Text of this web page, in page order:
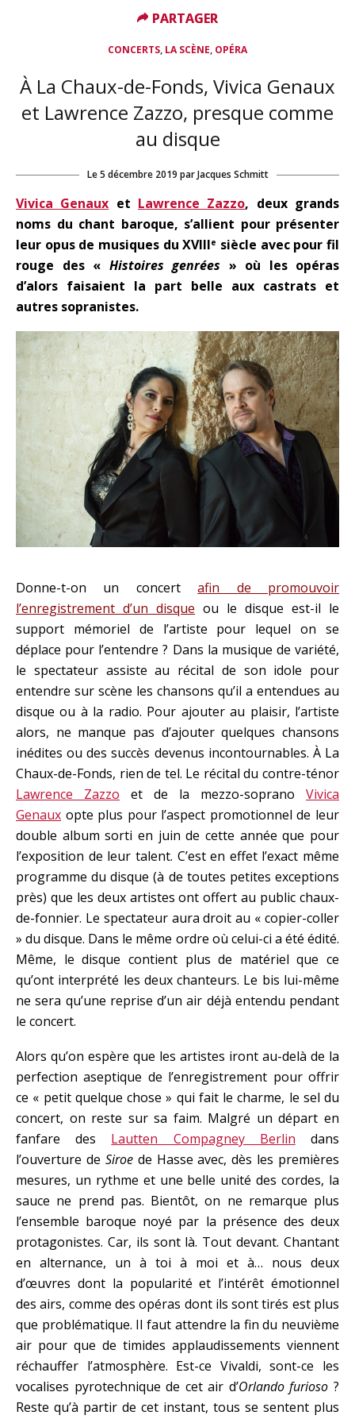
CONCERTS, LA SCÈNE, OPÉRA
À La Chaux-de-Fonds, Vivica Genaux
et Lawrence Zazzo, presque comme
au disque
Le5 décembre 2019 par Jacques Schmitt
Vivica Genaux et Lawrence Zazzo, deux grands
noms du chant baroque, s’allient pour présenter
leur opus de musiques du XVIIIe siècle avec pour fil
rouge des « Histoires genrées » où les opéras
d’alors faisaient la part belle aux castrats et
autres sopranistes.
Donne-t-on un concertafin de promouvoir
l’enregistrement d’un disque ou le disque est-il le
support mémoriel de l’artiste pour lequel on se
déplace pour l’entendre ? Dans la musique de variété,
le spectateur assiste au récital de son idole pour
entendre sur scène les chansons qu’il a entendues au
disque ou à la radio. Pour ajouter au plaisir, l’artiste
alors, ne manque pas d’ajouter quelques chansons
inédites ou des succès devenus incontournables. À La
Chaux-de-Fonds, rien de tel. Le récital du contre-ténor
Lawrence Zazzo et de la mezzo-soprano Vivica
Genaux opte plus pour l’aspect promotionnel de leur
double album sorti en juin de cette année que pour
l’exposition de leur talent. C’est en effet l’exact même
programme du disque (à de toutes petites exceptions
près) que les deux artistes ont offert au public chaux-
de-fonnier. Le spectateur aura droit au « copier-coller
» du disque. Dans le même ordre où celui-ci a été édité.
Même, le disque contient plus de matériel que ce
qu’ont interprété les deux chanteurs. Le bis lui-même
ne sera qu’une reprise d’un air déjà entendu pendant
le concert.
Alors qu’on espère que les artistes iront au-delà de la
perfection aseptique de l’enregistrement pour offrir
ce « petit quelque chose » qui fait le charme, le sel du
concert, on reste sur sa faim. Malgré un départ en
fanfare des Lautten Compagney Berlin dans
l’ouverture de Siroede Hasse avec, dès les premières
mesures, un rythme et une belle unité des cordes, la
sauce ne prend pas. Bientôt, on ne remarque plus
l’ensemble baroque noyé par la présence des deux
protagonistes. Car, ils sont là. Tout devant. Chantant
en alternance, un à toi à moi et à… nous deux
d’œuvres dont la popularité et l’intérêt émotionnel
des airs, comme des opéras dont ils sont tirés est plus
que problématique. Il faut attendre la fin du neuvième
air pour que de timides applaudissements viennent
réchauffer l’atmosphère. Est-ce Vivaldi, sont-ce les
vocalises pyrotechnique de cet air d’Orlando furioso ?
Reste qu’à partir de cet instant, tous se sentent plus
PARTAGER
PARTAGER